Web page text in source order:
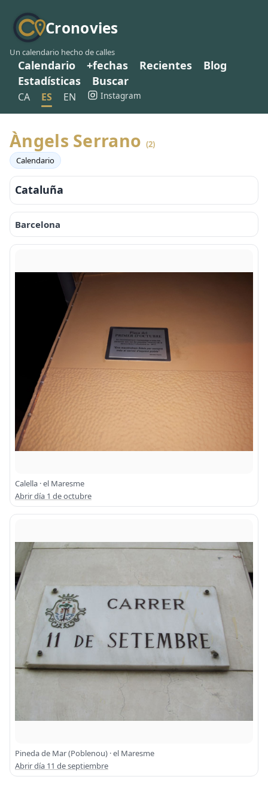
Cronovies
Un calendario hecho de calles
Calendario +fechas Recientes
Blog
Estadísticas
Buscar
CA ES EN Instagram
Àngels Serrano (2)
Calendario
Cataluña
Barcelona
Calella · el Maresme
Abrir día 1 de octubre
Pineda de Mar (Poblenou) · el Maresme
Abrir día 11 de septiembre